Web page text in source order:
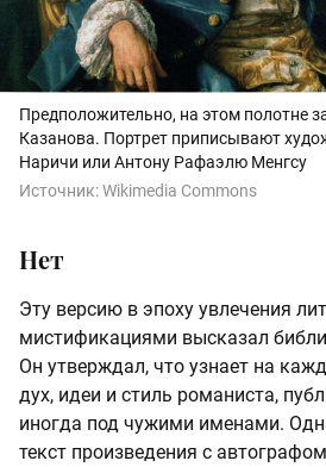
Предположительно, на этом полотне
Казанова. Портрет приписывают
Наричи или Антону Рафаэлю Менгсу
Источник:Wikimedia Commons
Нет
Эту версию в эпоху увлечения
мистификациями высказал
Он утверждал, что узнает на
дух, идеи и стиль романиста,
иногда под чужими именами.
текст произведения с